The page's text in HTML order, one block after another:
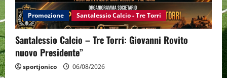
Promozione Santalessio Calcio - Tre Torri
Santalessio Calcio – Tre Torri: Giovanni Rovito
nuovo Presidente”
sportjonico 06/08/2026